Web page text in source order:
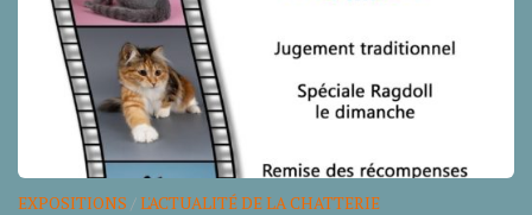
EXPOSITIONS /L'ACTUALITÉ DE LA CHATTERIE